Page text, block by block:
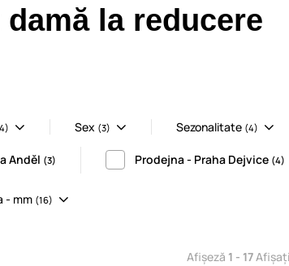
la reducere
Sex (3) Sezonalitate (4)
Anděl (3) Prodejna - Praha Dejvice (4)
- mm (16)
Afișeză 1 - 17